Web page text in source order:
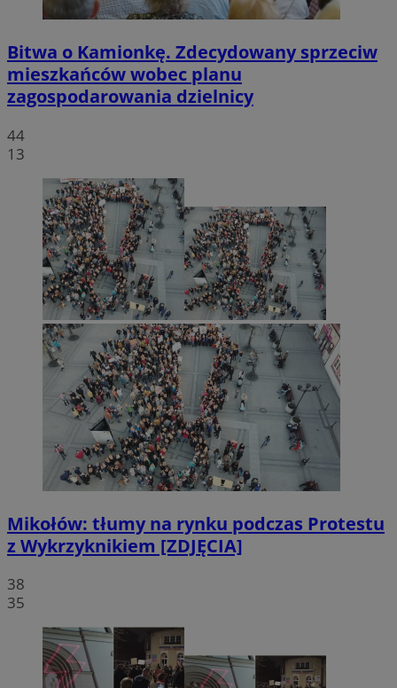
Bitwa o Kamionkę. Zdecydowany sprzeciw
mieszkańców wobec planu
zagospodarowania dzielnicy
44
13
Mikołów: tłumy na rynku podczas Protestu
z Wykrzyknikiem [ZDJĘCIA]
38
35